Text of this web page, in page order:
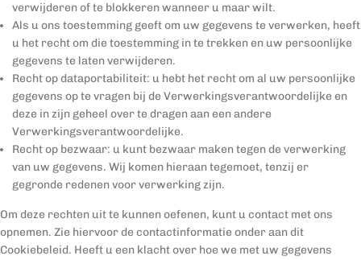
verwijderen of te blokkeren wanneer u maar wilt.
Als u ons toestemming geeft om uw gegevens te verwerken, heeft
u het recht om die toestemming in te trekken en uw persoonlijke
gegevens te laten verwijderen.
Recht op dataportabiliteit: u hebt het recht om al uw persoonlijke
gegevens op te vragen bij de Verwerkingsverantwoordelijke en
deze in zijn geheel over te dragen aan een andere
Verwerkingsverantwoordelijke.
Recht op bezwaar: u kunt bezwaar maken tegen de verwerking
van uw gegevens. Wij komen hieraan tegemoet, tenzij er
gegronde redenen voor verwerking zijn.
Om deze rechten uit te kunnen oefenen, kunt u contact met ons
opnemen. Zie hiervoor de contactinformatie onder aan dit
Cookiebeleid. Heeft u een klacht over hoe we met uw gegevens